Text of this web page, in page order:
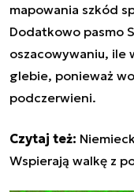
mapowania szkód
Dodatkowo pasmo
oszacowywaniu, ile
glebie, ponieważ
podczerwieni.
Czytaj też:
Wspierają walkę z